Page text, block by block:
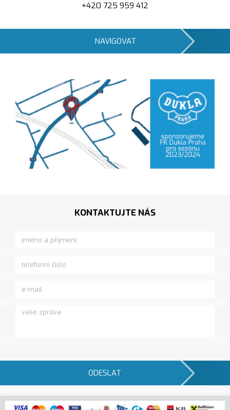
+420 725 959 412
NAVIGOVAT
KONTAKTUJTE NÁS
ODESLAT